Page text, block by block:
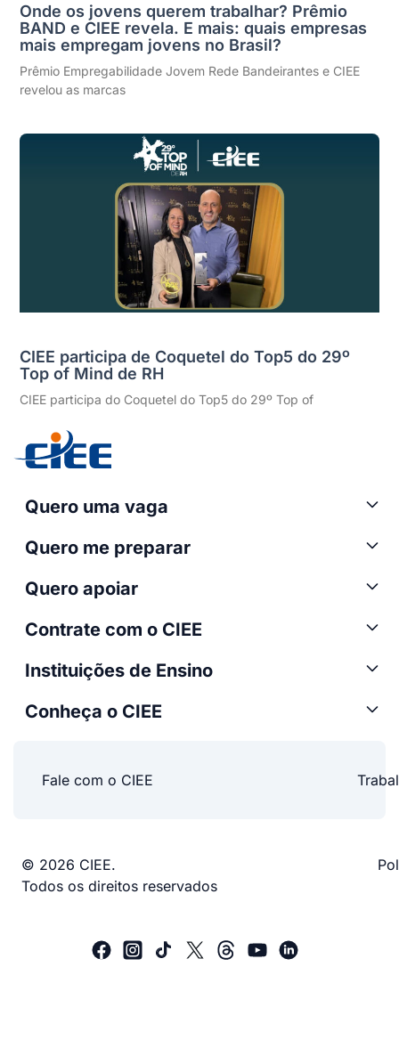
Onde os jovens querem trabalhar? Prêmio
BAND e CIEE revela. E mais: quais empresas
mais empregam jovens no Brasil?
Prêmio Empregabilidade Jovem Rede Bandeirantes e CIEE
revelou as marcas
CIEE participa de Coquetel do Top5 do 29º
Top of Mind de RH
CIEE participa do Coquetel do Top5 do 29º Top of
Quero uma vaga
Quero me preparar
Quero apoiar
Contrate com o CIEE
Instituições de Ensino
Conheça o CIEE
Fale com o CIEE
© 2026 CIEE.
Todos os direitos reservados